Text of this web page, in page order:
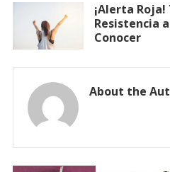
¡Alerta Roja!
Resistencia
Conocer
About the